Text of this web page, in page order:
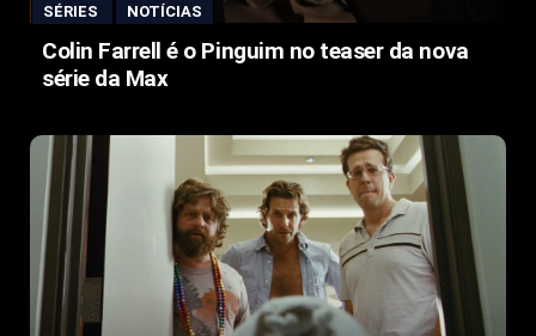
SÉRIES NOTÍCIAS
Colin Farrell é o Pinguim no teaser da nova
série da Max